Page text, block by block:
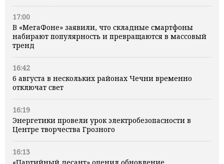
17:00
В «МегаФоне» заявили, что складные смартфоны
набирают популярность и превращаются в массовый
тренд
16:42
6 августа в нескольких районах Чечни временно
отключат свет
16:19
Энергетики провели урок электробезопасности в
Центре творчества Грозного
16:13